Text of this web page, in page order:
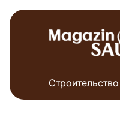
Строительство